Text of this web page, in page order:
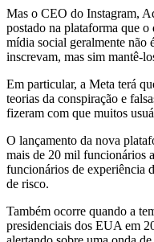
Mas o CEO do Instagram,
postado na plataforma que
mídia social geralmente não
inscrevam, mas sim mantê-
Em particular, a Meta terá
teorias da conspiração e
fizeram com que muitos
O lançamento da nova
mais de 20 mil funcionários
funcionários de experiência
de risco.
Também ocorre quando a
presidenciais dos EUA em